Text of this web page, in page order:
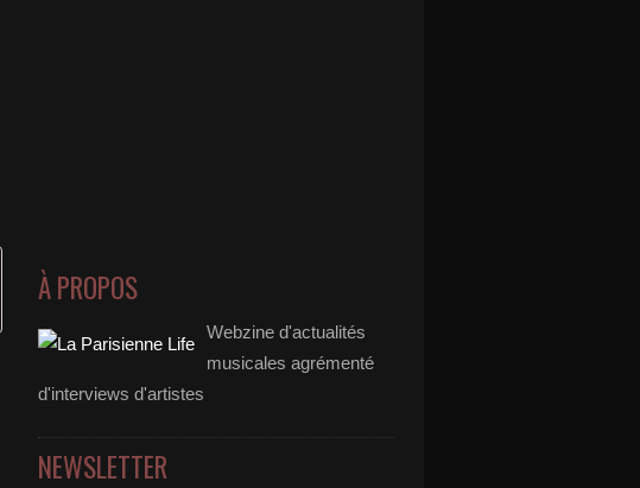
À PROPOS
Webzine d'actualités
musicales agrémenté
d'interviews d'artistes
NEWSLETTER